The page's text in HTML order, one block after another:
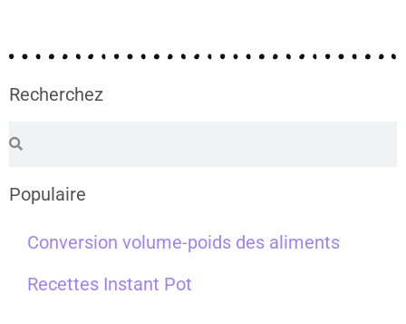
Recherchez
Populaire
Conversion volume-poids des aliments
Recettes Instant Pot